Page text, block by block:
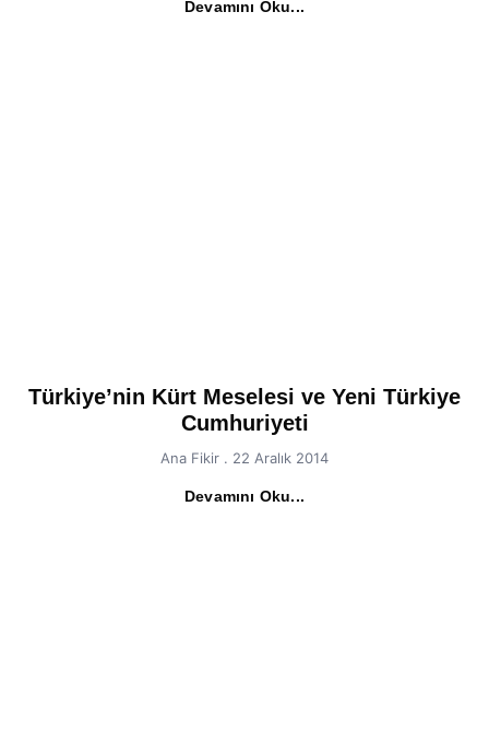
Devamını Oku...
Türkiye’nin Kürt Meselesi ve Yeni Türkiye
Cumhuriyeti
Ana Fikir 22 Aralık 2014
Devamını Oku...